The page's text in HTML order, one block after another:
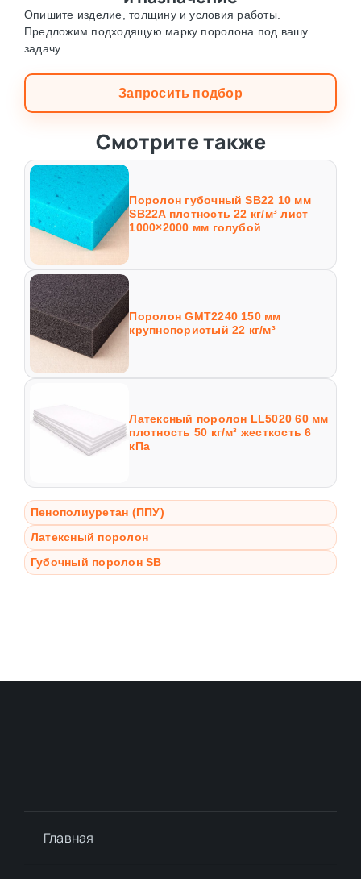
Опишите изделие, толщину и условия работы.
Предложим подходящую марку поролона под вашу
задачу.
Запросить подбор
Смотрите также
Поролон губочный SB22 10 мм
SB22A плотность 22 кг/м³ лист
1000×2000 мм голубой
Поролон GMT2240 150 мм
крупнопористый 22 кг/м³
Латексный поролон LL5020 60 мм
плотность 50 кг/м³ жесткость 6
кПа
Пенополиуретан (ППУ)
Латексный поролон
Губочный поролон SB
Главная